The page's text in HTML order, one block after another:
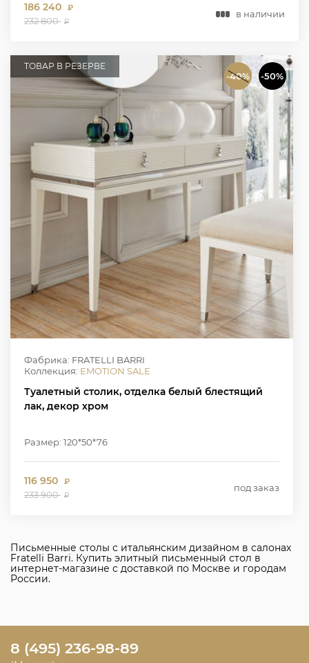
186 240 ₽
232 800 ₽
в наличии
-40% -50%
ТОВАР В РЕЗЕРВЕ
Фабрика: FRATELLI BARRI
Коллекция: EMOTION SALE
Туалетный столик, отделка белый блестящий
лак, декор хром
Размер: 120*50*76
116 950 ₽
233 900 ₽
под заказ
Письменные столы с итальянским дизайном в салонах
Fratelli Barri. Купить элитный письменный стол в
интернет-магазине с доставкой по Москве и городам
России.
8 (495) 236-98-89